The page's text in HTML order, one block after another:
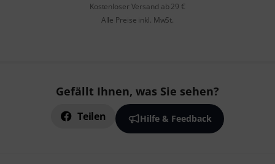
Kostenloser Versand ab 29 €
Alle Preise inkl. MwSt.
Gefällt Ihnen, was Sie sehen?
Teilen Hilfe & Feedback